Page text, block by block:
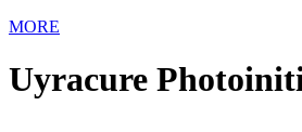
MORE
Uyracure